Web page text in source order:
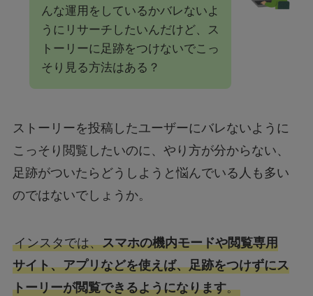
んな運用をしているかバレないよ
うにリサーチしたいんだけど、ス
トーリーに足跡をつけないでこっ
そり見る方法はある？
ストーリーを投稿したユーザーにバレないように
こっそり閲覧したいのに、やり方が分からない、
足跡がついたらどうしようと悩んでいる人も多い
のではないでしょうか。
インスタでは、スマホの機内モードや閲覧専用
サイト、アプリなどを使えば、足跡をつけずにス
トーリーが閲覧できるようになります。